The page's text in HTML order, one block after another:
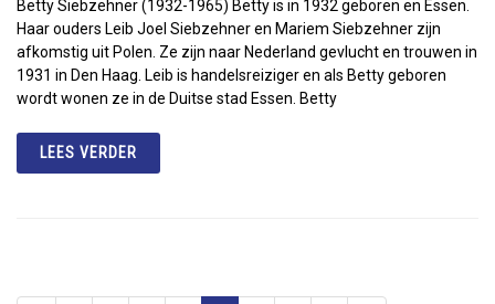
Betty Siebzehner (1932-1965) Betty is in 1932 geboren en Essen.
Haar ouders Leib Joel Siebzehner en Mariem Siebzehner zijn
afkomstig uit Polen. Ze zijn naar Nederland gevlucht en trouwen in
1931 in Den Haag. Leib is handelsreiziger en als Betty geboren
wordt wonen ze in de Duitse stad Essen. Betty
LEES VERDER